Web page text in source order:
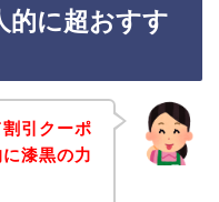
的に超おすす
引クーポ
漆黒の力